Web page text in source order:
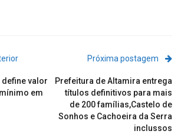
define valor
em
Próxima postagem
Prefeitura de Altamira entrega
títulos definitivos para mais
de 200 famílias,Castelo de
Sonhos e Cachoeira da Serra
inclussos